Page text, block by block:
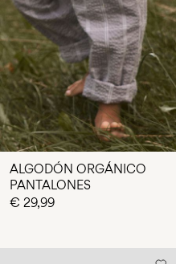
ALGODÓN ORGÁNICO
PANTALONES
€ 29,99